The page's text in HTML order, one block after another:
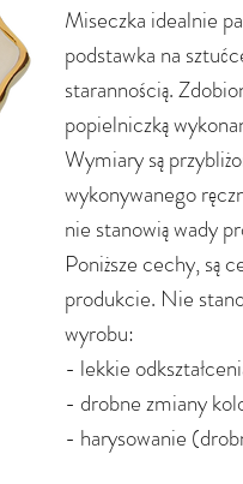
Miseczka idealnie
podstawka na
starannością.
popielniczką
Wymiary są
wykonywanego
nie stanowią wady
Poniższe cechy, są
produkcie. Nie
wyrobu:
- lekkie
- drobne zmiany
- harysowanie